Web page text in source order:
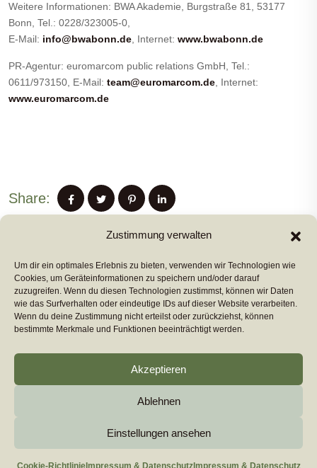
Zustimmung verwalten
Um dir ein optimales Erlebnis zu bieten, verwenden wir Technologien wie
Cookies, um Geräteinformationen zu speichern und/oder darauf
zuzugreifen. Wenn du diesen Technologien zustimmst, können wir Daten
wie das Surfverhalten oder eindeutige IDs auf dieser Website verarbeiten.
Wenn du deine Zustimmung nicht erteilst oder zurückziehst, können
bestimmte Merkmale und Funktionen beeinträchtigt werden.
Akzeptieren
Ablehnen
Einstellungen ansehen
Cookie-RichtlinieImpressum & DatenschutzImpressum & Datenschutz
Weitere Informationen: BWA Akademie, Burgstraße 81, 53177
Bonn, Tel.: 0228/323005-0,
E-Mail: info@bwabonn.de , Internet: www.bwabonn.de
PR-Agentur: euromarcom public relations GmbH, Tel.:
0611/973150, E-Mail: team@euromarcom.de , Internet:
www.euromarcom.de
Share:
PREVIUS POST
NEXT POST
euromarcomAll Rights Reserved by